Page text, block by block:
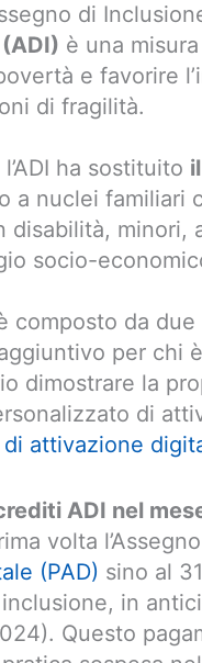
di
è una
e favorire
di fragilità.
ha sostituito
a nuclei familiari
disabilità,
socio-
composto da
per chi
dimostrare la
di
di attivazione
ADI nel
volta
(PAD) sino al
in
Questo